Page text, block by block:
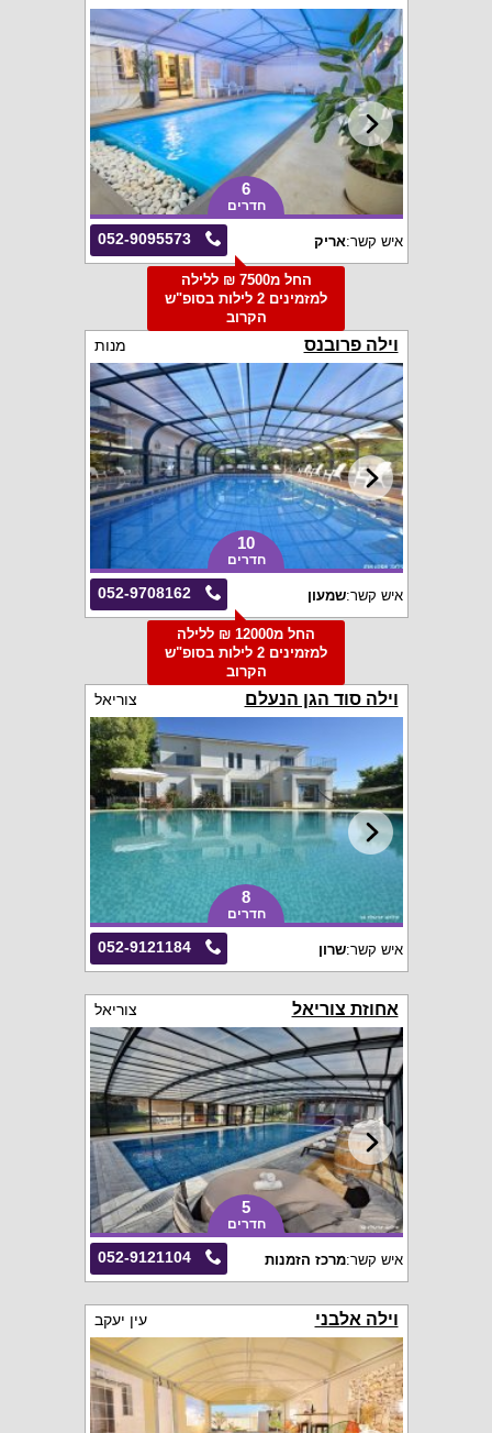
6
חדרים
052-9095573 איש קשר:אריק
החל מ7500 ₪ ללילה
למזמינים 2 לילות בסופ"ש
הקרוב
וילה פרובנס מנות
10
חדרים
052-9708162 איש קשר:שמעון
החל מ12000 ₪ ללילה
למזמינים 2 לילות בסופ"ש
הקרוב
וילה סוד הגן הנעלם צוריאל
8
חדרים
052-9121184 איש קשר:שרון
אחוזת צוריאל צוריאל
5
חדרים
052-9121104 איש קשר:מרכז הזמנות
וילה אלבני עין יעקב